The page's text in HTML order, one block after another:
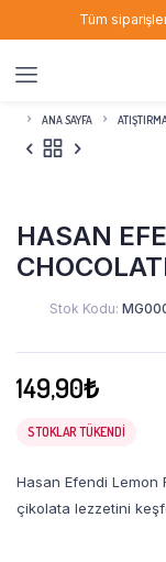
Tüm
ANA SAYFA
HASAN
Stok Kodu:
149,90₺
STOKLAR TÜKENDI
Hasan Efendi Lemon
çikolata lezzetini